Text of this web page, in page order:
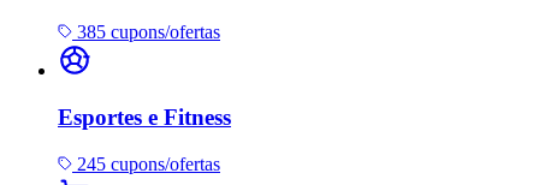
385 cupons/ofertas
Esportes e Fitness
245 cupons/ofertas